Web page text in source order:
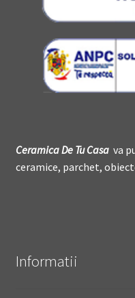
Ceramica DeTu Casava
ceramice, parchet,
Informatii